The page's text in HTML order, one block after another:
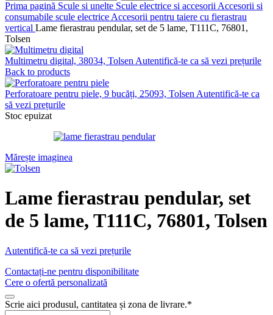
Prima pagină Scule si unelte Scule electrice si accesorii Accesorii si
consumabile scule electrice Accesorii pentru taiere cu fierastrau
vertical Lame fierastrau pendular, set de 5 lame, T111C, 76801,
Tolsen
Multimetru digital, 38034, Tolsen Autentifică-te ca să vezi prețurile
Back to products
Perforatoare pentru piele, 9 bucăți, 25093, Tolsen Autentifică-te ca
să vezi prețurile
Stoc epuizat
Mărește imaginea
Lame fierastrau pendular, set
de 5 lame, T111C, 76801, Tolsen
Autentifică-te ca să vezi prețurile
Contactați-ne pentru disponibilitate
Cere o ofertă personalizată
Scrie aici produsul, cantitatea și zona de livrare.*